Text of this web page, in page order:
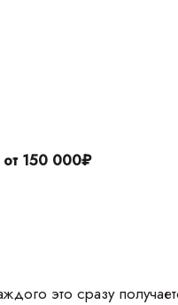
150 000₽
это сразу